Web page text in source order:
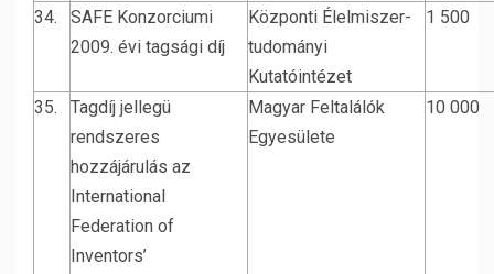
34.
SAFE Konzorciumi
2009. évi tagsági díj
Központi Élelmiszer-
tudományi
Kutatóintézet
1 500
35.
Tagdíj jellegü
rendszeres
hozzájárulás az
International
Federation of
Inventors’
Magyar Feltalálók
Egyesülete
10 000